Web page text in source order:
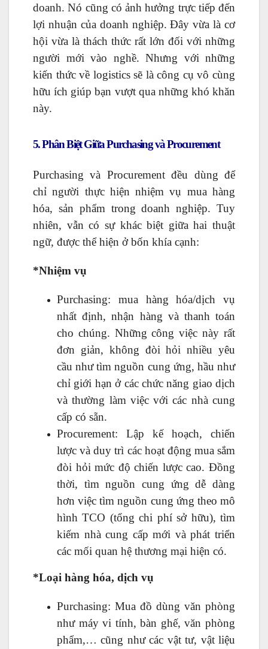
doanh. Nó cũng có ảnh hưởng trực tiếp đến
lợi nhuận của doanh nghiệp. Đây vừa là cơ
hội vừa là thách thức rất lớn đối với những
người mới vào nghề. Nhưng với những
kiến ​​thức về logistics sẽ là công cụ vô cùng
hữu ích giúp bạn vượt qua những khó khăn
này.
5. Phân Biệt Giữa Purchasing và Procurement
Purchasing và Procurement đều dùng để
chỉ người thực hiện nhiệm vụ mua hàng
hóa, sản phẩm trong doanh nghiệp. Tuy
nhiên, vẫn có sự khác biệt giữa hai thuật
ngữ, được thể hiện ở bốn khía cạnh:
*Nhiệm vụ
Purchasing: mua hàng hóa/dịch vụ
nhất định, nhận hàng và thanh toán
cho chúng. Những công việc này rất
đơn giản, không đòi hỏi nhiều yêu
cầu như tìm nguồn cung ứng, hầu như
chỉ giới hạn ở các chức năng giao dịch
và thường làm việc với các nhà cung
cấp có sẵn.
Procurement: Lập kế hoạch, chiến
lược và duy trì các hoạt động mua sắm
đòi hỏi mức độ chiến lược cao. Đồng
thời, tìm nguồn cung ứng dễ dàng
hơn việc tìm nguồn cung ứng theo mô
hình TCO (tổng chi phí sở hữu), tìm
kiếm nhà cung cấp mới và phát triển
các mối quan hệ thương mại hiện có.
*Loại hàng hóa, dịch vụ
Purchasing: Mua đồ dùng văn phòng
như máy vi tính, bàn ghế, văn phòng
phẩm,… cũng như các vật tư, vật liệu